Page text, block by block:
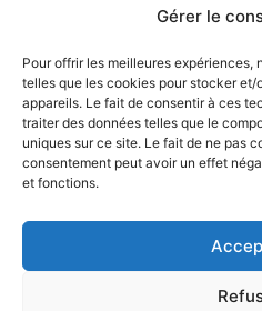
Gérer le
Pour offrir les meilleures expériences,
telles que les cookies pour stocker
appareils. Le fait de consentir à ces
traiter des données telles que le
uniques sur ce site. Le fait de ne pas
consentement peut avoir un effet
et fonctions.
© Gouvernement
Plan
Accès à
Déclaration